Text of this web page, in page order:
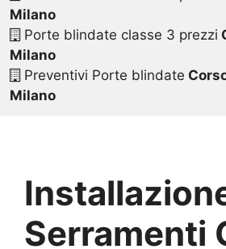
Milano
Porte blindate classe 3 prezzi
Milano
Preventivi Porte blindate
Milano
Serramenti